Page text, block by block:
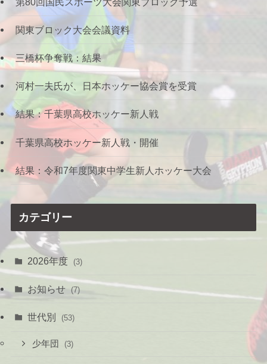
関東ブロック大会会議資料
三橋杯争奪戦：結果
河村一夫氏が、日本ホッケー協会賞を受賞
結果：千葉県高校ホッケー新人戦
千葉県高校ホッケー新人戦・開催
結果：令和7年度関東中学生新人ホッケー大会
カテゴリー
2026年度 (3)
お知らせ (7)
世代別 (53)
少年団 (3)